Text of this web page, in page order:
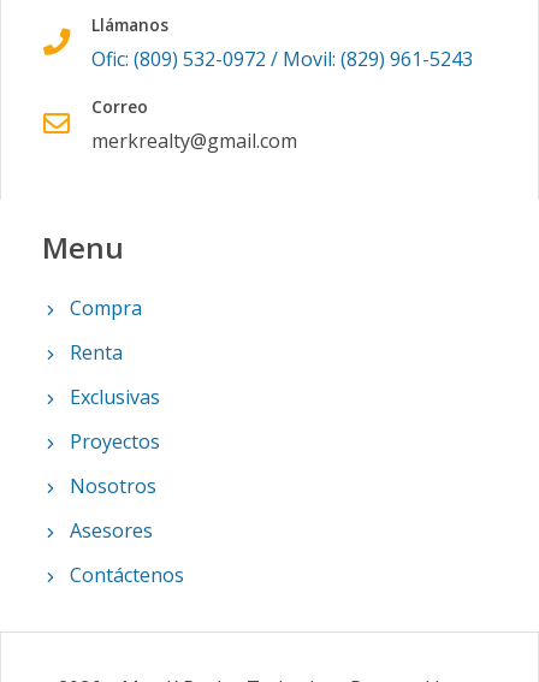
Llámanos
Ofic: (809) 532-0972 / Movil: (829) 961-5243
Correo
merkrealty@gmail.com
Menu
Compra
Renta
Exclusivas
Proyectos
Nosotros
Asesores
Contáctenos